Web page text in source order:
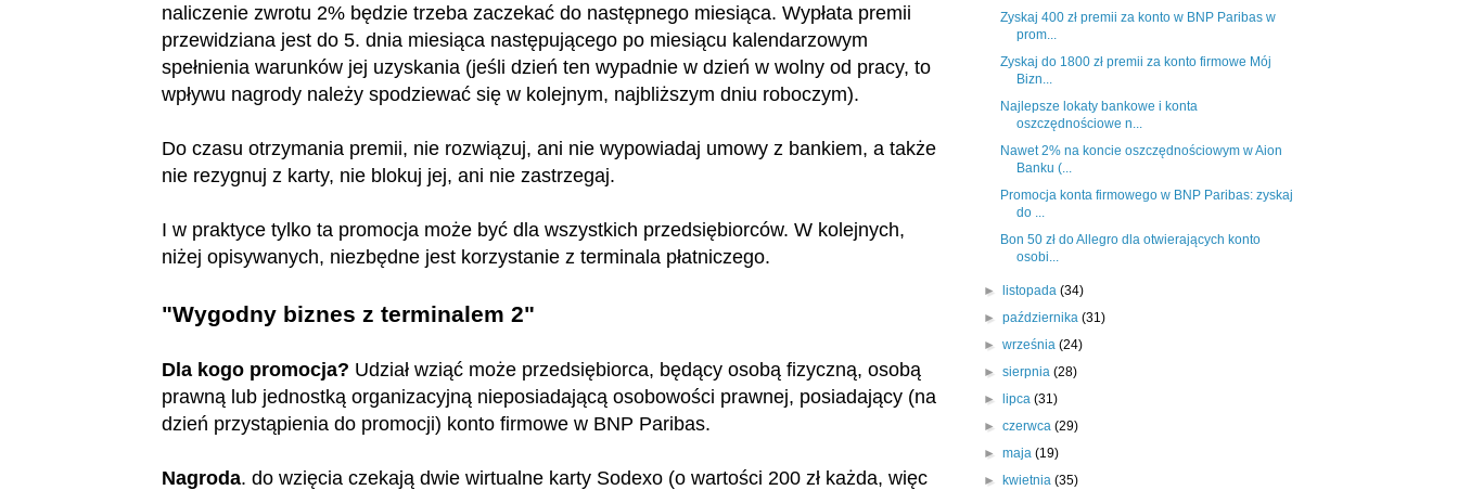
naliczenie zwrotu 2% będzie trzeba zaczekać do następnego miesiąca. Wypłata premii
przewidziana jest do 5. dnia miesiąca następującego po miesiącu kalendarzowym
spełnienia warunków jej uzyskania (jeśli dzień ten wypadnie w dzień w wolny od pracy, to
wpływu nagrody należy spodziewać się w kolejnym, najbliższym dniu roboczym).
Do czasu otrzymania premii, nie rozwiązuj, ani nie wypowiadaj umowy z bankiem, a także
nie rezygnuj z karty, nie blokuj jej, ani nie zastrzegaj.
I w praktyce tylko ta promocja może być dla wszystkich przedsiębiorców. W kolejnych,
niżej opisywanych, niezbędne jest korzystanie z terminala płatniczego.
"Wygodny biznes z terminalem 2"
Dla kogo promocja? Udział wziąć może przedsiębiorca, będący osobą fizyczną, osobą
prawną lub jednostką organizacyjną nieposiadającą osobowości prawnej, posiadający (na
dzień przystąpienia do promocji) konto firmowe w BNP Paribas.
Nagroda. do wzięcia czekają dwie wirtualne karty Sodexo (o wartości 200 zł każda, więc
Zyskaj 400 zł premii za konto w BNP Paribas w
prom...
Zyskaj do 1800 zł premii za konto firmowe Mój
Bizn...
Najlepsze lokaty bankowe i konta
oszczędnościowe n...
Nawet 2% na koncie oszczędnościowym w Aion
Banku (...
Promocja konta firmowego w BNP Paribas: zyskaj
do ...
Bon 50 zł do Allegro dla otwierających konto
osobi...
► listopada(34)
►października(31)
►września(24)
►sierpnia(28)
►
lipca(31)
►czerwca(29)
►maja(19)
►
kwietnia(35)